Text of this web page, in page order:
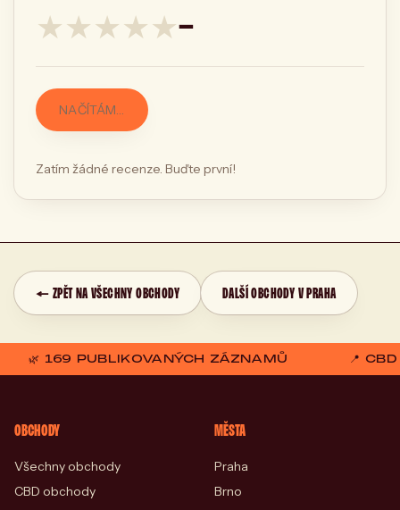
★★★★★—
NAČÍTÁM…
Zatím žádné recenze. Buďte první!
← ZPĚT NA VŠECHNY OBCHODY DALŠÍ OBCHODY V PRAHA
🌿 169 PUBLIKOVANÝCH ZÁZNAMŮ 📍
OBCHODY
Všechny obchody
CBD obchody
MĚSTA
Praha
Brno